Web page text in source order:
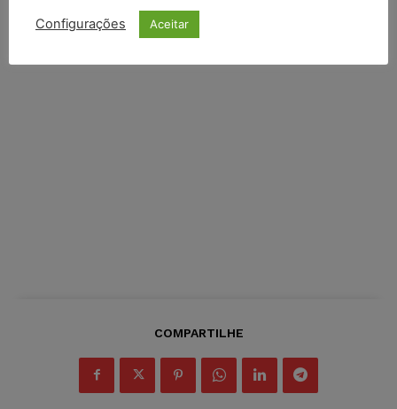
COMPARTILHE
Configurações Aceitar